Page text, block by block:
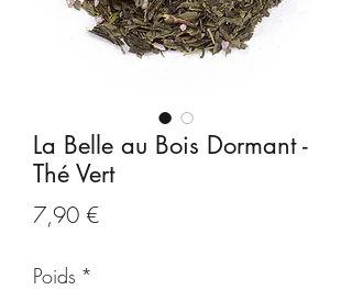
La Belle au Bois Dormant -
Thé Vert
7,90 €Prix
Poids *